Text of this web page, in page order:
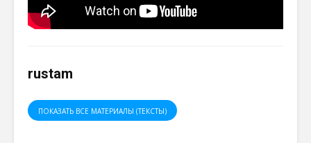
rustam
ПОКАЗАТЬ ВСЕ МАТЕРИАЛЫ (ТЕКСТЫ)